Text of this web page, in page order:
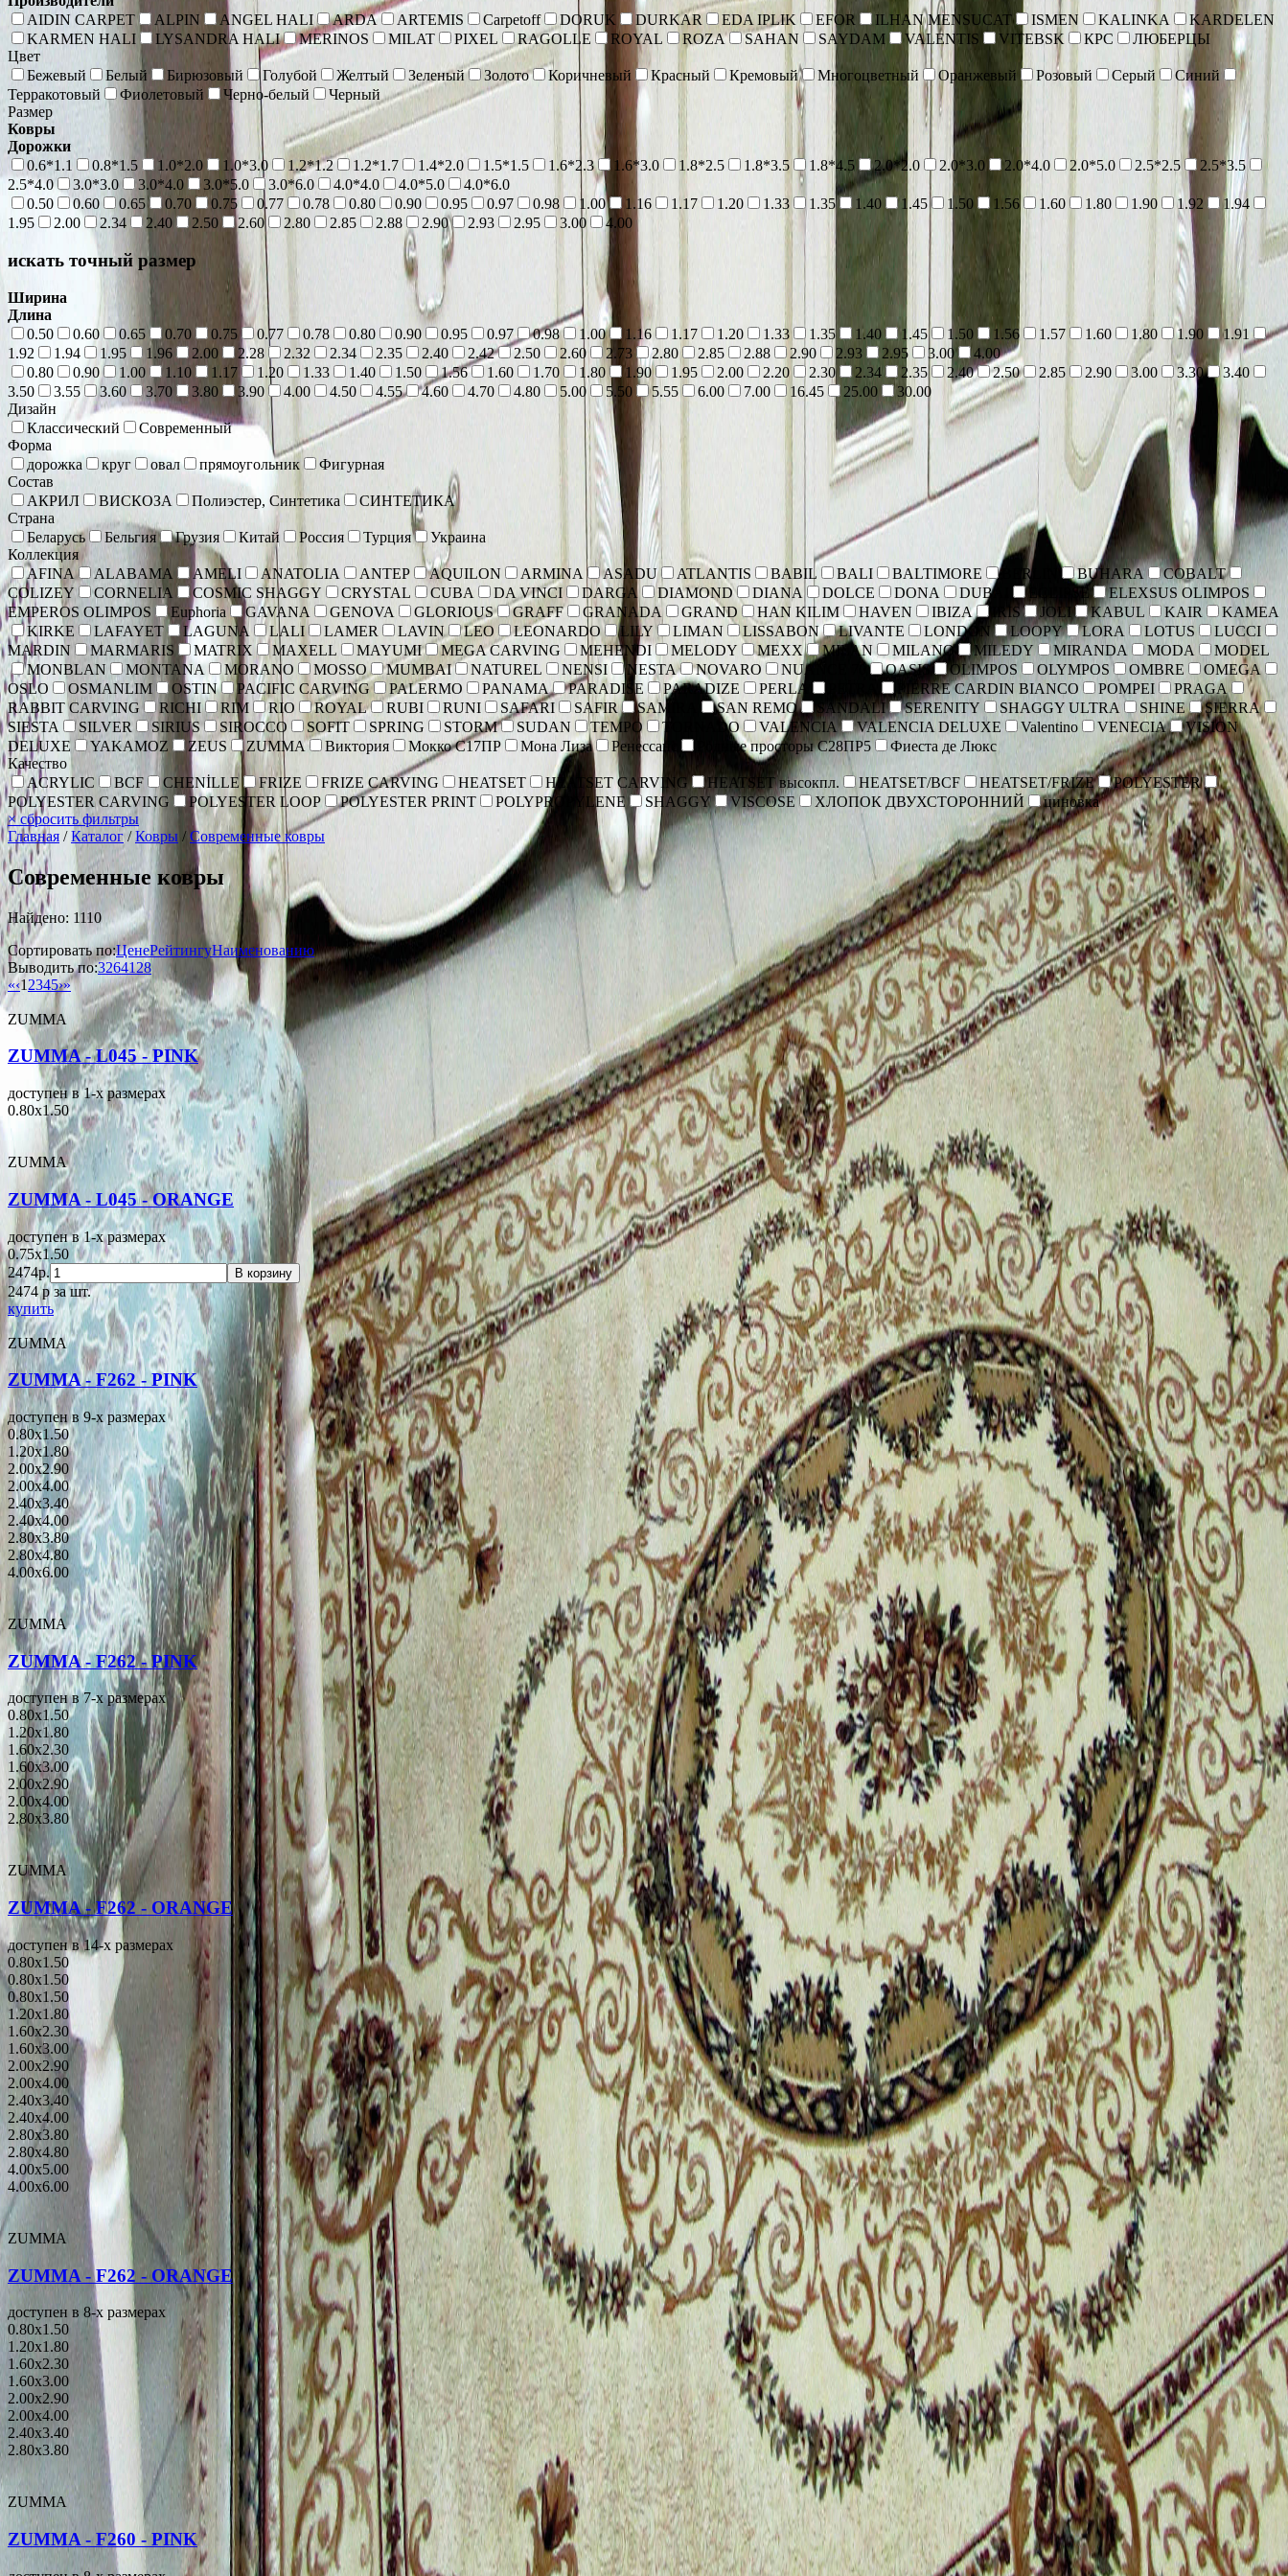
AIDIN CARPET
ALPIN ANGEL HALI ARDA ARTEMIS Carpetoff DORUK DURKAR EDA IPLIK EFOR ILHAN MENSUCAT ISMEN KALINKA
KARDELEN
KARMEN HALI
LYSANDRA HALI MERINOS MILAT PIXEL RAGOLLE ROYAL ROZA SAHAN SAYDAM VALENTIS VITEBSK КРС
ЛЮБЕРЦЫ
Цвет
Бежевый
Белый Бирюзовый Голубой Желтый Зеленый Золото Коричневый Красный Кремовый Многоцветный Оранжевый Розовый Серый
Синий
Терракотовый
Фиолетовый Черно-белый
Черный
Размер
Ковры
Дорожки
0.6*1.1
0.8*1.5 1.0*2.0 1.0*3.0 1.2*1.2 1.2*1.7 1.4*2.0 1.5*1.5 1.6*2.3 1.6*3.0 1.8*2.5 1.8*3.5 1.8*4.5 2.0*2.0 2.0*3.0 2.0*4.0 2.0*5.0 2.5*2.5
2.5*3.5
2.5*4.0
3.0*3.0 3.0*4.0 3.0*5.0 3.0*6.0 4.0*4.0 4.0*5.0
4.0*6.0
0.50
0.60 0.65 0.70 0.75 0.77 0.78 0.80 0.90 0.95 0.97 0.98 1.00 1.16 1.17 1.20 1.33 1.35 1.40 1.45 1.50 1.56 1.60 1.80 1.90 1.92
1.94
1.95
2.00 2.34 2.40 2.50 2.60 2.80 2.85 2.88 2.90 2.93 2.95 3.00 4.00
искать точный размер
Ширина
Длина
0.50
0.60 0.65 0.70 0.75 0.77 0.78 0.80 0.90 0.95 0.97 0.98 1.00 1.16 1.17 1.20 1.33 1.35 1.40 1.45 1.50 1.56 1.57 1.60 1.80 1.90
1.91
1.92
1.94 1.95 1.96 2.00 2.28 2.32 2.34 2.35 2.40 2.42 2.50 2.60 2.73 2.80 2.85 2.88 2.90 2.93 2.95 3.00
4.00
0.80
0.90 1.00 1.10 1.17 1.20 1.33 1.40 1.50 1.56 1.60 1.70 1.80 1.90 1.95 2.00 2.20 2.30 2.34 2.35 2.40 2.50 2.85 2.90 3.00 3.30
3.40
3.50
3.55 3.60 3.70 3.80 3.90 4.00 4.50 4.55 4.60 4.70 4.80 5.00 5.50 5.55 6.00 7.00 16.45 25.00
30.00
Дизайн
Классический
Современный
Форма
дорожка
круг овал прямоугольник
Фигурная
Состав
АКРИЛ
ВИСКОЗА Полиэстер, Синтетика
СИНТЕТИКА
Страна
Беларусь
Бельгия Грузия Китай Россия Турция
Украина
Коллекция
AFINA
ALABAMA AMELI ANATOLIA ANTEP AQUILON ARMINA ASADU ATLANTIS BABIL BALI BALTIMORE BERLIN BUHARA
COBALT
COLIZEY
CORNELIA COSMIC SHAGGY CRYSTAL CUBA DA VINCI DARGA DIAMOND DIANA DOLCE DONA DUBAI ECLIPSE
ELEXSUS OLIMPOS
EMPEROS OLIMPOS
Euphoria GAVANA GENOVA GLORIOUS GRAFF GRANADA GRAND HAN KILIM HAVEN IBIZA IRIS JOLI KABUL KAIR
KAMEA
KIRKE
LAFAYET LAGUNA LALI LAMER LAVIN LEO LEONARDO LILY LIMAN LISSABON LIVANTE LONDON LOOPY LORA LOTUS
LUCCI
MARDIN
MARMARIS MATRIX MAXELL MAYUMI MEGA CARVING MEHENDI MELODY MEXX MILAN MILANO MILEDY MIRANDA MODA
MODEL
MONBLAN
MONTANA MORANO MOSSO MUMBAI NATUREL NENSI NESTA NOVARO NUANCE 70 OASIS OLIMPOS OLYMPOS OMBRE
OMEGA
OSLO
OSMANLIM OSTIN PACIFIC CARVING PALERMO PANAMA PARADISE PARADIZE PERLA PIERRE CARDIN BIANCO POMPEI
PRAGA
RABBIT CARVING
RICHI RIM RIO ROYAL RUBI RUNI SAFARI SAFIR SAMIRA SAN REMO SANDALI SERENITY SHAGGY ULTRA SHINE
SIERRA
SIESTA
SILVER SIRIUS SIROCCO SOFIT SPRING STORM SUDAN TEMPO TORNADO VALENCIA VALENCIA DELUXE Valentino VENECIA
VISION
DELUXE
YAKAMOZ ZEUS ZUMMA Виктория Мокко С17ПР Мона Лиза Ренессанс Родные просторы С28ПР5
Фиеста де Люкс
Качество
ACRYLIC
BCF CHENİLLE FRIZE FRIZE CARVING HEATSET HEATSET CARVING HEATSET высокпл. HEATSET/BCF HEATSET/FRIZE
POLYESTER
POLYESTER CARVING
POLYESTER LOOP POLYESTER PRINT POLYPROPYLENE SHAGGY VISCOSE ХЛОПОК ДВУХСТОРОННИЙ
циновка
×сбросить фильтры
Главная /Каталог/Ковры / Современные ковры
Современные ковры
Найдено: 1110
Сортировать по:ЦенеРейтингуНаименованию
Выводить по:3264128
«‹1 2345›»
ZUMMA
ZUMMA - L045 - PINK
доступен в 1-x размерах
0.80x1.50
ZUMMA
ZUMMA - L045 - ORANGE
доступен в 1-x размерах
0.75x1.50
2474р.
В корзину
2474 pза шт.
купить
ZUMMA
ZUMMA - F262 - PINK
доступен в 9-x размерах
0.80x1.50
1.20x1.80
2.00x2.90
2.00x4.00
2.40x3.40
2.40x4.00
2.80x3.80
2.80x4.80
4.00x6.00
ZUMMA
ZUMMA - F262 - PINK
доступен в 7-x размерах
0.80x1.50
1.20x1.80
1.60x2.30
1.60x3.00
2.00x2.90
2.00x4.00
2.80x3.80
ZUMMA
ZUMMA - F262 - ORANGE
доступен в 14-x размерах
0.80x1.50
0.80x1.50
0.80x1.50
1.20x1.80
1.60x2.30
1.60x3.00
2.00x2.90
2.00x4.00
2.40x3.40
2.40x4.00
2.80x3.80
2.80x4.80
4.00x5.00
4.00x6.00
ZUMMA
ZUMMA - F262 - ORANGE
доступен в 8-x размерах
0.80x1.50
1.20x1.80
1.60x2.30
1.60x3.00
2.00x2.90
2.00x4.00
2.40x3.40
2.80x3.80
ZUMMA
ZUMMA - F260 - PINK